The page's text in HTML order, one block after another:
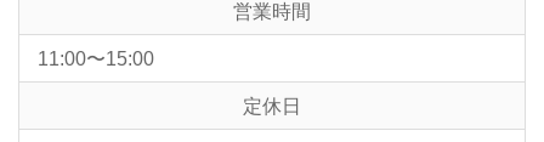
営業時間
11:00〜15:00
定休日